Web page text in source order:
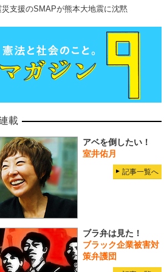
災支援のSMAPが熊本大地震に沈黙
載
アベを倒したい！
室井佑月
記事一覧へ
ブラ弁は見た！
ブラック企業被害対
策弁護団